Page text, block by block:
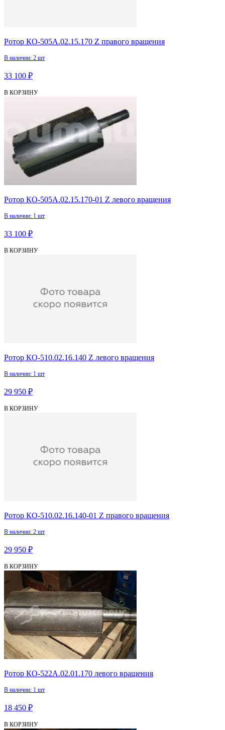
Ротор КО-505А.02.15.170 Z правого вращения
В наличии: 2 шт
33 100 ₽
В КОРЗИНУ
Ротор КО-505А.02.15.170-01 Z левого вращения
В наличии: 1 шт
33 100 ₽
В КОРЗИНУ
Ротор КО-510.02.16.140 Z левого вращения
В наличии: 1 шт
29 950 ₽
В КОРЗИНУ
Ротор КО-510.02.16.140-01 Z правого вращения
В наличии: 2 шт
29 950 ₽
В КОРЗИНУ
Ротор КО-522А.02.01.170 левого вращения
В наличии: 1 шт
18 450 ₽
В КОРЗИНУ